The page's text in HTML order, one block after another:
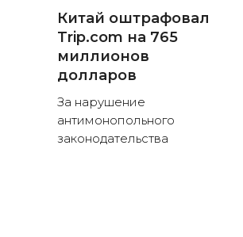
Китай оштрафовал
Trip.com на 765
миллионов
долларов
За нарушение
антимонопольного
законодательства